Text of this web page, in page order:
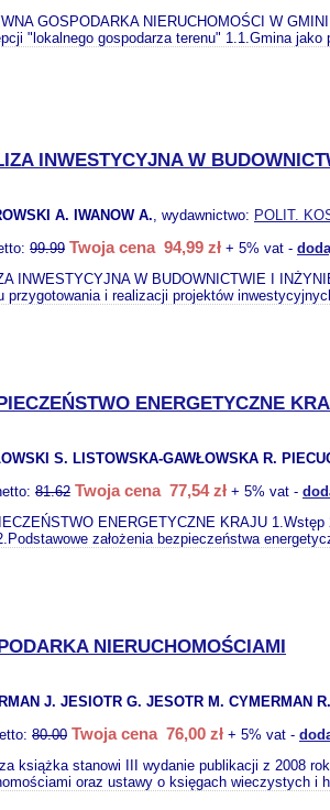
GOSPODARKA NIERUCHOMOŚCI W
"lokalnego gospodarza terenu" 1.1.Gmina
INWESTYCYJNA W
A. IWANOW A., wydawnictwo: POLIT.
99.99 Twoja cena 94,99 zł + 5% vat -
INWESTYCYJNA W BUDOWNICTWIE I
przygotowania i realizacji projektów
ENERGETYCZNE
S. LISTOWSKA-GAWŁOWSKA R.
81.62 Twoja cena 77,54 zł + 5% vat -
ENERGETYCZNE KRAJU
założenia bezpieczeństwa
NIERUCHOMOŚCIAMI
J. JESIOTR G. JESOTR M. CYMERMAN R.
80.00 Twoja cena 76,00 zł + 5% vat -
książka stanowi III wydanie publikacji z 2008
oraz ustawy o księgach wieczystych i